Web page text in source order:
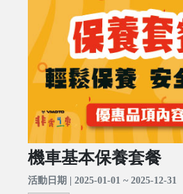
機車基本保養套餐
活動日期 | 2025-01-01 ~ 2025-12-31